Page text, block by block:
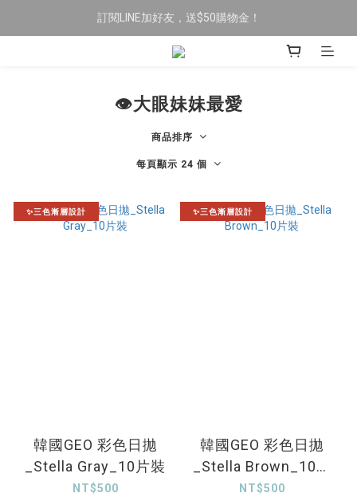
限時全館滿$699免運
訂閱LINE加好友，送$50購物金！
限時全館滿$699免運
👁大眼妹妹最愛
商品排序
每頁顯示 24 個
✨三色漸層設計
韓國GEO 彩色日拋
_Stella Gray_10片裝
NT$500
✨三色漸層設計
韓國GEO 彩色日拋
_Stella Brown_10片
裝
NT$500